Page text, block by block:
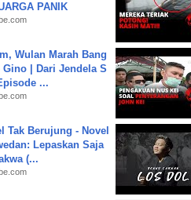
PANIK
Wulan Marah Bang
Gino | Dari Jendela S
...
Tak Berujung - Novel
Lepaskan Saja
(...